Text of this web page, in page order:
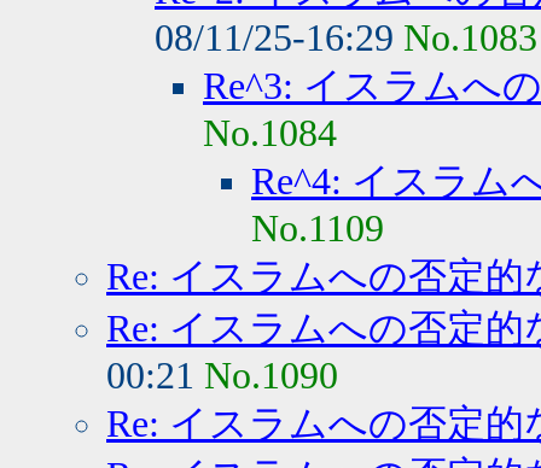
08/11/25-16:29 No.1083
Re^3: イスラムへ
No.1084
Re^4: イスラム
No.1109
Re: イスラムへの否定的
Re: イスラムへの否定的
00:21 No.1090
Re: イスラムへの否定的